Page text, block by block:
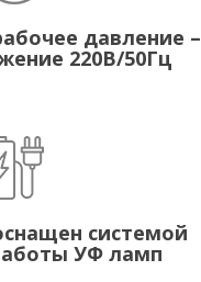
давление –
220В/50Гц
системой
УФ ламп